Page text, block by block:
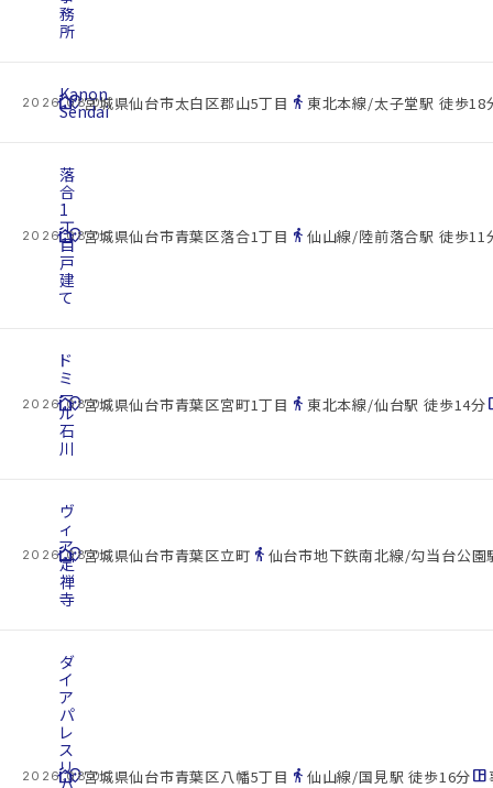
務
所
2026.08.09
cottage
Kanon
Sendai
location_on宮城県仙台市太白区郡山5丁目 directions_walk 東北本線/太子堂駅 徒歩18
2026.08.09
cottage
落
合
1
丁
目
戸
建
て
location_on宮城県仙台市青葉区落合1丁目 directions_walk 仙山線/陸前落合駅 徒歩11
2026.08.09
cottage
ド
ミ
ー
ル
石
川
location_on宮城県仙台市青葉区宮町1丁目 directions_walk 東北本線/仙台駅 徒歩14分
2026.08.09
cottage
ヴ
ィ
ア
定
禅
寺
location_on宮城県仙台市青葉区立町 directions_walk 仙台市地下鉄南北線/勾当台公園
2026.08.09
cottage
ダ
イ
ア
パ
レ
ス
リlocation_on宮城県仙台市青葉区八幡5丁目 directions_walk 仙山線/国見駅 徒歩16分space_dashboard